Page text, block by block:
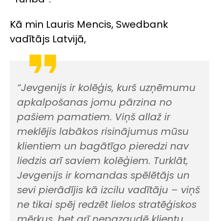
Kā min Lauris Mencis, Swedbank
vadītājs Latvijā,
“Jevgenijs ir kolēģis, kurš uzņēmumu
apkalpošanas jomu pārzina no
pašiem pamatiem. Viņš allaž ir
meklējis labākos risinājumus mūsu
klientiem un bagātīgo pieredzi nav
liedzis arī saviem kolēģiem. Turklāt,
Jevgenijs ir komandas spēlētājs un
sevi pierādījis kā izcilu vadītāju – viņš
ne tikai spēj redzēt lielos stratēģiskos